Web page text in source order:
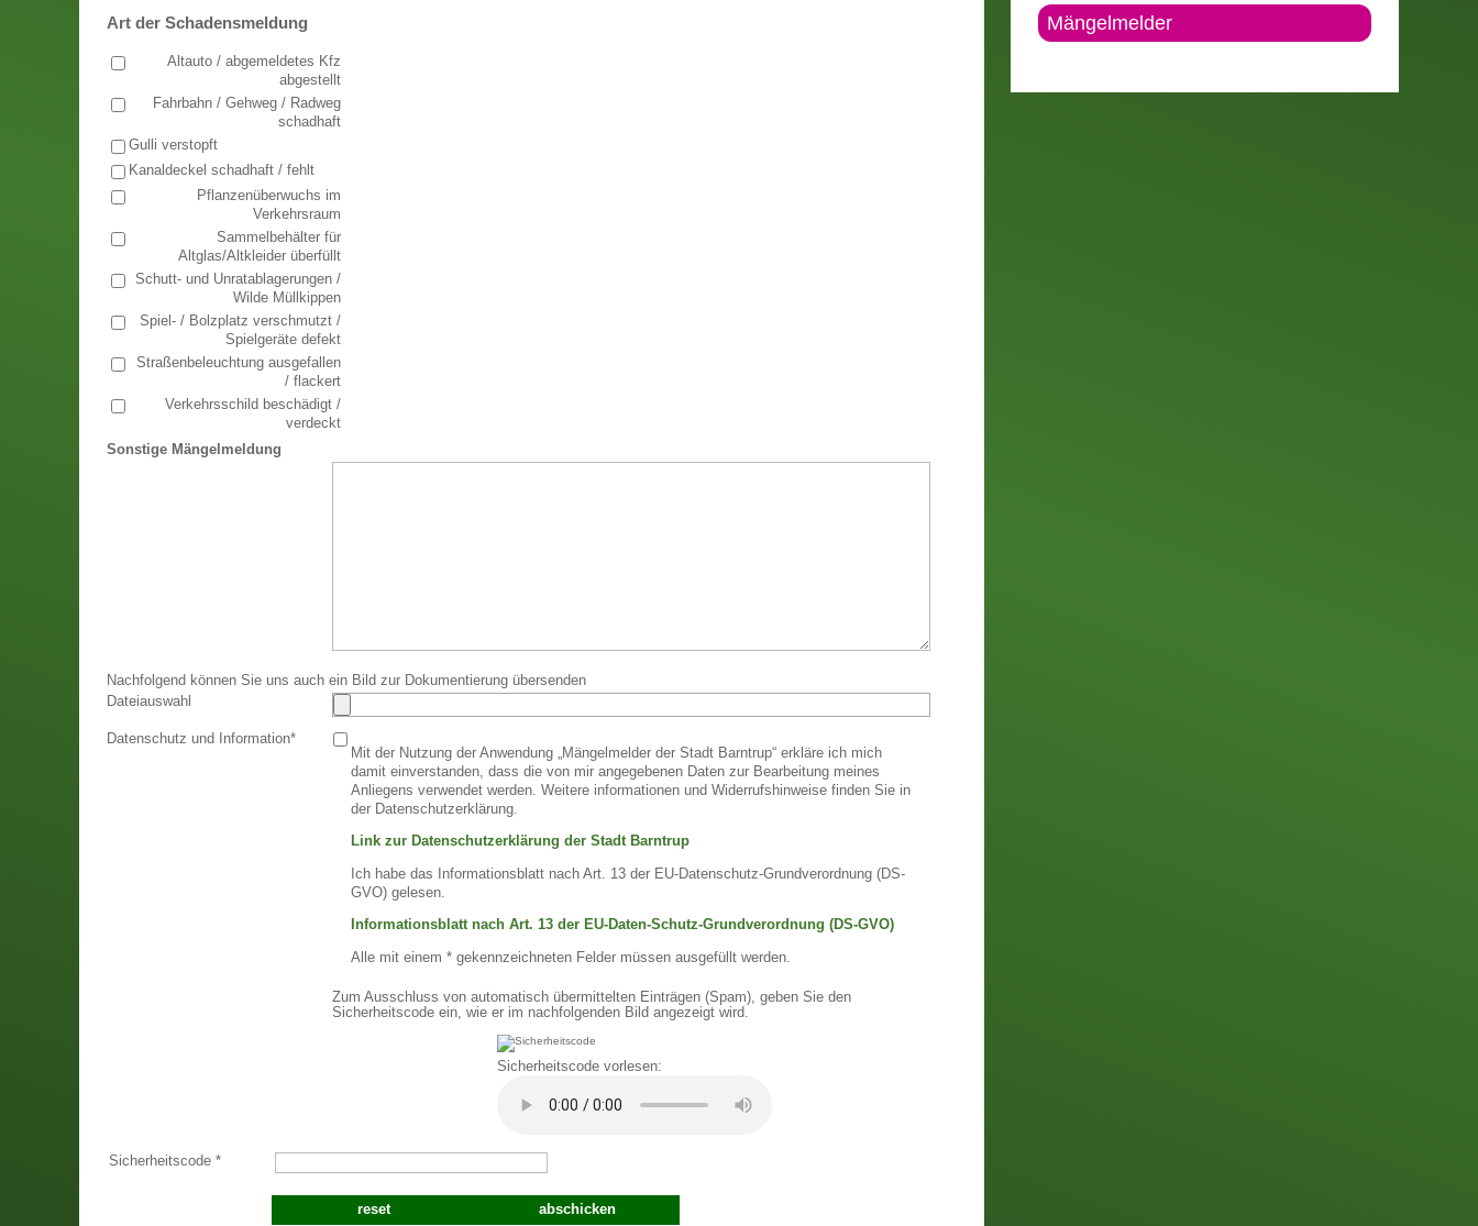
Art der Schadensmeldung
Altauto / abgemeldetes Kfz
abgestellt
Fahrbahn / Gehweg / Radweg
schadhaft
Gulli verstopft
Kanaldeckel schadhaft / fehlt
Pflanzenüberwuchs im
Verkehrsraum
Sammelbehälter für
Altglas/Altkleider überfüllt
Schutt- und Unratablagerungen /
Wilde Müllkippen
Spiel- / Bolzplatz verschmutzt /
Spielgeräte defekt
Straßenbeleuchtung ausgefallen
/ flackert
Verkehrsschild beschädigt /
verdeckt
Sonstige Mängelmeldung
Nachfolgend können Sie uns auch ein Bild zur Dokumentierung übersenden
Dateiauswahl
Datenschutz und Information*
Mit der Nutzung der Anwendung „Mängelmelder der Stadt Barntrup“ erkläre ich mich
damit einverstanden, dass die von mir angegebenen Daten zur Bearbeitung meines
Anliegens verwendet werden. Weitere informationen und Widerrufshinweise finden Sie in
der Datenschutzerklärung.
Link zur Datenschutzerklärung der Stadt Barntrup
Ich habe das Informationsblatt nach Art. 13 der EU-Datenschutz-Grundverordnung (DS-
GVO) gelesen.
Informationsblatt nach Art. 13 der EU-Daten-Schutz-Grundverordnung (DS-GVO)
Alle mit einem * gekennzeichneten Felder müssen ausgefüllt werden.
Zum Ausschluss von automatisch übermittelten Einträgen (Spam), geben Sie den
Sicherheitscode ein, wie er im nachfolgenden Bild angezeigt wird.
Sicherheitscode vorlesen:
Sicherheitscode *
Mängelmelder